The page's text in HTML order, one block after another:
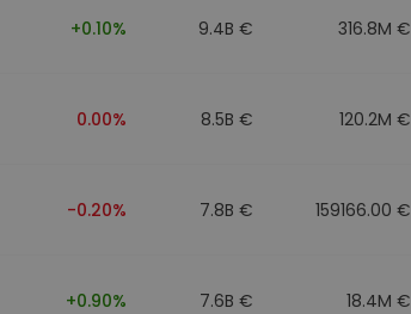
+0.10% 9.4B € 316.8M €
0.00% 8.5B € 120.2M €
-0.20% 7.8B € 159166.00 €
+0.90% 7.6B € 18.4M €